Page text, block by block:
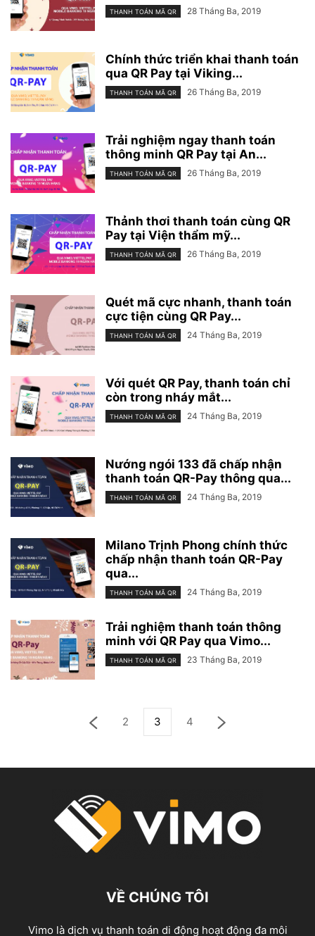
THANH TOÁN MÃ QR 28 Tháng Ba, 2019
Chính thức triển khai thanh toán
qua QR Pay tại Viking...
THANH TOÁN MÃ QR 26 Tháng Ba, 2019
Trải nghiệm ngay thanh toán
thông minh QR Pay tại An...
THANH TOÁN MÃ QR 26 Tháng Ba, 2019
Thảnh thơi thanh toán cùng QR
Pay tại Viện thẩm mỹ...
THANH TOÁN MÃ QR 26 Tháng Ba, 2019
Quét mã cực nhanh, thanh toán
cực tiện cùng QR Pay...
THANH TOÁN MÃ QR 24 Tháng Ba, 2019
Với quét QR Pay, thanh toán chỉ
còn trong nháy mắt...
THANH TOÁN MÃ QR 24 Tháng Ba, 2019
Nướng ngói 133 đã chấp nhận
thanh toán QR-Pay thông qua...
THANH TOÁN MÃ QR 24 Tháng Ba, 2019
Milano Trịnh Phong chính thức
chấp nhận thanh toán QR-Pay
qua...
THANH TOÁN MÃ QR 24 Tháng Ba, 2019
Trải nghiệm thanh toán thông
minh với QR Pay qua Vimo...
THANH TOÁN MÃ QR 23 Tháng Ba, 2019
2 3 4
VỀ CHÚNG TÔI
Vimo là dịch vụ thanh toán di động hoạt động đa môi